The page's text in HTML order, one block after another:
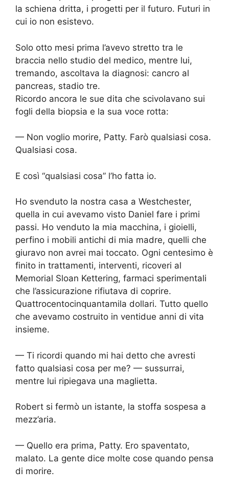
la schiena dritta, i progetti per il futuro. Futuri in
cui io non esistevo.
Solo otto mesi prima l’avevo stretto tra le
braccia nello studio del medico, mentre lui,
tremando, ascoltava la diagnosi: cancro al
pancreas, stadio tre.
Ricordo ancora le sue dita che scivolavano sui
fogli della biopsia e la sua voce rotta:
— Non voglio morire, Patty. Farò qualsiasi cosa.
Qualsiasi cosa.
E così “qualsiasi cosa” l’ho fatta io.
Ho svenduto la nostra casa a Westchester,
quella in cui avevamo visto Daniel fare i primi
passi. Ho venduto la mia macchina, i gioielli,
perfino i mobili antichi di mia madre, quelli che
giuravo non avrei mai toccato. Ogni centesimo è
finito in trattamenti, interventi, ricoveri al
Memorial Sloan Kettering, farmaci sperimentali
che l’assicurazione rifiutava di coprire.
Quattrocentocinquantamila dollari. Tutto quello
che avevamo costruito in ventidue anni di vita
insieme.
— Ti ricordi quando mi hai detto che avresti
fatto qualsiasi cosa per me? — sussurrai,
mentre lui ripiegava una maglietta.
Robert si fermò un istante, la stoffa sospesa a
mezz’aria.
— Quello era prima, Patty. Ero spaventato,
malato. La gente dice molte cose quando pensa
di morire.